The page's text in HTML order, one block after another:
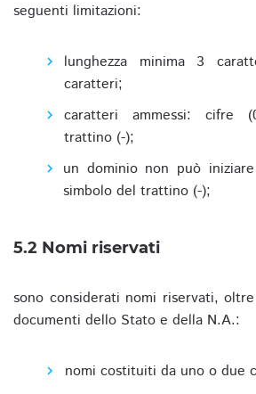
seguenti limitazioni:
lunghezza minima 3
caratteri;
caratteri ammessi: cifre
trattino (-);
un dominio non può
simbolo del trattino (-);
5.2 Nomi riservati
sono considerati nomi riservati,
documenti dello Stato e della N.A.:
nomi costituiti da uno o due